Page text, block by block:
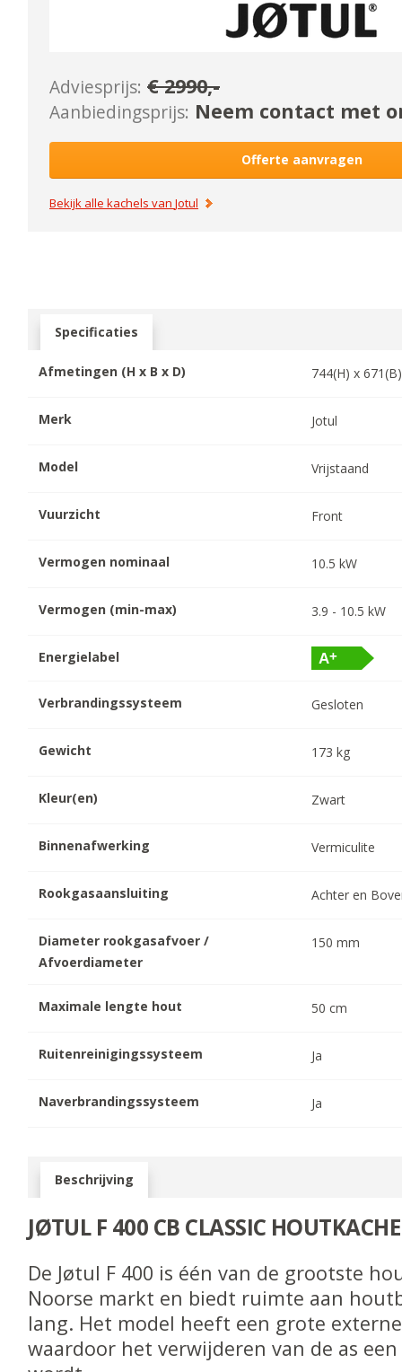
Adviesprijs: €2990,-
Aanbiedingsprijs: Neem contact met
Offerte aanvragen
Bekijk alle kachels vanJotul
Specificaties
Afmetingen (H x B x D) 744(H) x671
Merk Jotul
Model Vrijstaand
Vuurzicht Front
Vermogen nominaal 10.5 kW
Vermogen (min-max) 3.9 - 10.5 kW
Energielabel
Verbrandingssysteem Gesloten
Gewicht 173 kg
Kleur(en) Zwart
Binnenafwerking Vermiculite
Rookgasaansluiting Achter en
Diameter rookgasafvoer /
Afvoerdiameter
150 mm
Maximale lengte hout 50 cm
Ruitenreinigingssysteem Ja
Naverbrandingssysteem Ja
Beschrijving
JØTUL F 400 CB CLASSIC
De Jøtul F 400 is één van de grootste
Noorse markt en biedt ruimte aan
lang. Het model heeft een grote
waardoor het verwijderen van de as